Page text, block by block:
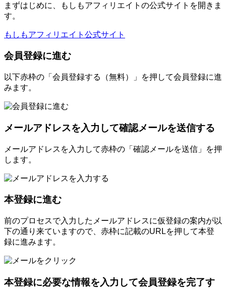
まずはじめに、もしもアフィリエイトの公式サイトを開きま
す。
もしもアフィリエイト公式サイト
会員登録に進む
以下赤枠の「会員登録する（無料）」を押して会員登録に進
みます。
メールアドレスを入力して確認メールを送信する
メールアドレスを入力して赤枠の「確認メールを送信」を押
します。
本登録に進む
前のプロセスで入力したメールアドレスに仮登録の案内が以
下の通り来ていますので、赤枠に記載のURLを押して本登
録に進みます。
本登録に必要な情報を入力して会員登録を完了す